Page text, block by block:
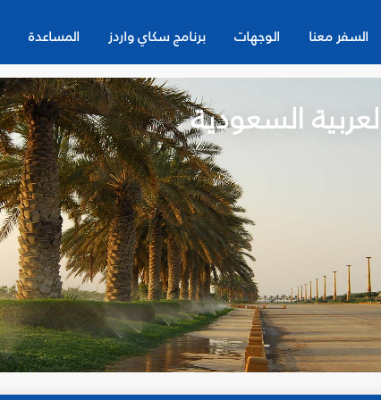
السفر معنا الوجهات برنامج سكاي واردز المساعدة
السعودية